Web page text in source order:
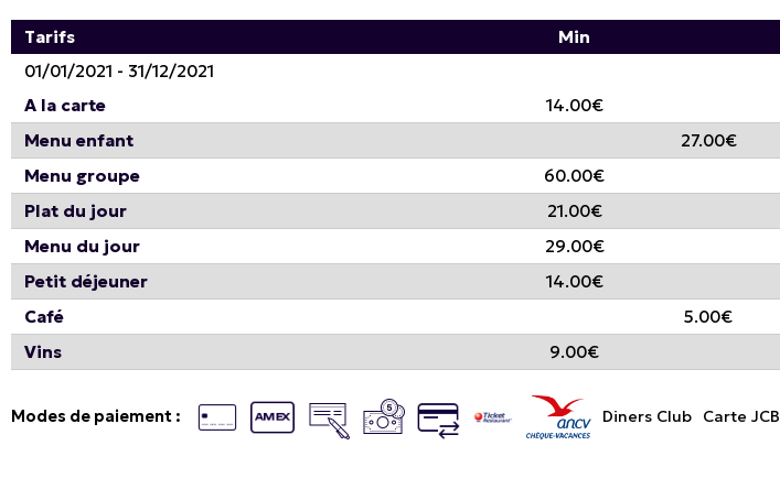
Tarifs Min
01/01/2021 - 31/12/2021
A la carte
14.00€
Menu enfant
27.00€
Menu groupe
60.00€
Plat du jour
21.00€
Menu du jour
29.00€
Petit déjeuner
14.00€
Café
5.00€
Vins
9.00€
Modes de paiement : Diners Club Carte JCB